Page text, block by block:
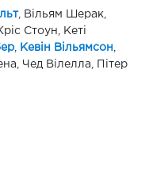
, Вільям Шерак,
Стоун, Кеті
, Кевін Вільямсон
Чед Вілелла, Пітер